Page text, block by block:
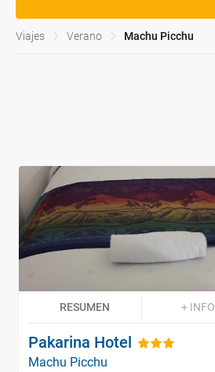
Viajes Verano Machu Picchu
RESUMEN + INFO
Pakarina Hotel
Machu Picchu